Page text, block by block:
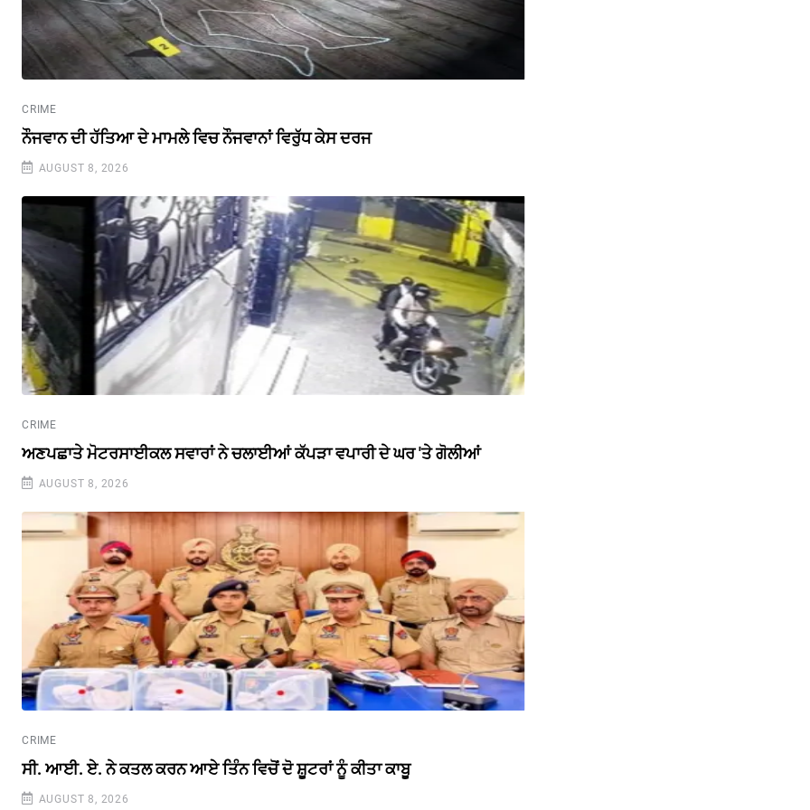
CRIME
ਨੌਜਵਾਨ ਦੀ ਹੱਤਿਆ ਦੇ ਮਾਮਲੇ ਵਿਚ ਨੌਜਵਾਨਾਂ ਵਿਰੁੱਧ ਕੇਸ ਦਰਜ
AUGUST 8, 2026
CRIME
ਅਣਪਛਾਤੇ ਮੋਟਰਸਾਈਕਲ ਸਵਾਰਾਂ ਨੇ ਚਲਾਈਆਂ ਕੱਪੜਾ ਵਪਾਰੀ ਦੇ ਘਰ 'ਤੇ ਗੋਲੀਆਂ
AUGUST 8, 2026
CRIME
ਸੀ. ਆਈ. ਏ. ਨੇ ਕਤਲ ਕਰਨ ਆਏ ਤਿੰਨ ਵਿਚੋਂ ਦੋ ਸ਼ੂਟਰਾਂ ਨੂੰ ਕੀਤਾ ਕਾਬੂ
AUGUST 8, 2026